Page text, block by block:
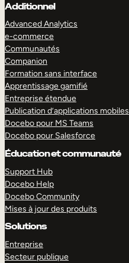
Additionnel
Advanced Analytics
e-commerce
Communautés
Companion
Formation sans interface
Apprentissage gamifié
Entreprise étendue
Publication d’applications mobiles
Docebo pour MS Teams
Docebo pour Salesforce
Éducation et communauté
Support Hub
Docebo Help
Docebo Community
Mises à jour des produits
Solutions
Entreprise
Secteur publique